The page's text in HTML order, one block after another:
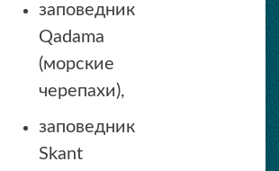
заповедник
Qadama
(морские
черепахи),
заповедник
Skant